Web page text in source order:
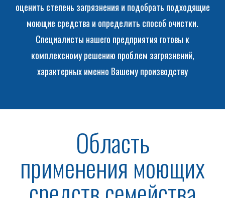
оценить степень загрязнения и подобрать подходящие
моющие средства и определить способ очистки.
Специалисты нашего предприятия готовы к
комплексному решению проблем загрязнений,
характерных именно Вашему производству
Область
применения моющих